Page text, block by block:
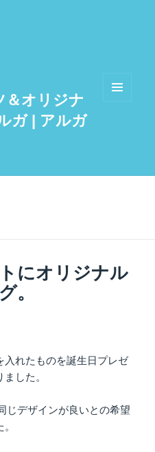
＆オリジナ
ガ | アルガ
にオリジナル
。
入れたものを誕生日プレゼ
した。
じデザインが良いとの希望